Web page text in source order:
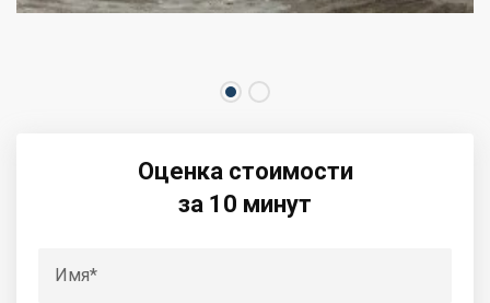
Оценка стоимости
за 10 минут